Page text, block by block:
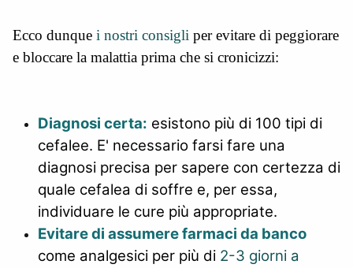
Ecco dunque i nostri consigli per evitare di peggiorare
e bloccare la malattia prima che si cronicizzi:
Diagnosi certa: esistono più di 100 tipi di
cefalee. E' necessario farsi fare una
diagnosi precisa per sapere con certezza di
quale cefalea di soffre e, per essa,
individuare le cure più appropriate.
Evitare di assumere farmaci da banco
come analgesici per più di 2-3 giorni a